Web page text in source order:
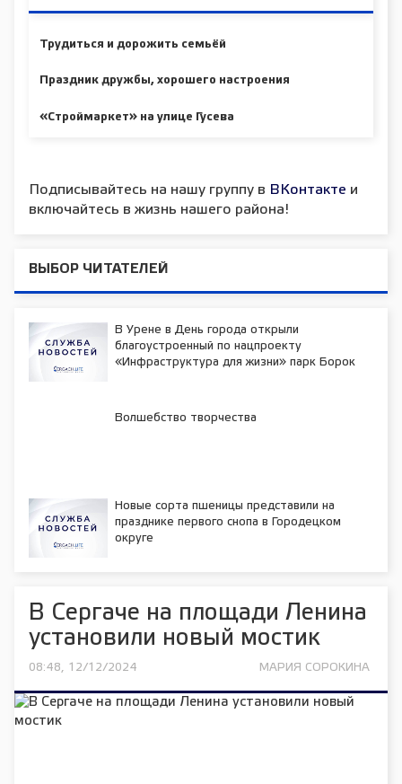
Трудиться и дорожить семьёй
Праздник дружбы, хорошего настроения
«Строймаркет» на улице Гусева
Подписывайтесь на нашу группу в ВКонтакте и
включайтесь в жизнь нашего района!
ВЫБОР ЧИТАТЕЛЕЙ
В Урене в День города открыли
благоустроенный по нацпроекту
«Инфраструктура для жизни» парк Борок
Волшебство творчества
Новые сорта пшеницы представили на
празднике первого снопа в Городецком
округе
В Сергаче на площади Ленина
установили новый мостик
08:48, 12/12/2024 МАРИЯ СОРОКИНА